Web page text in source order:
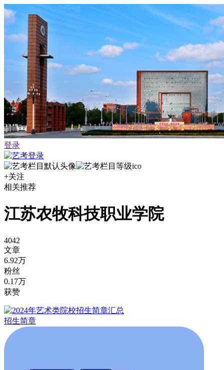
登录
+关注
相关推荐
江苏农牧科技职业学院
4042
文章
6.92万
粉丝
0.17万
获赞
招生简章